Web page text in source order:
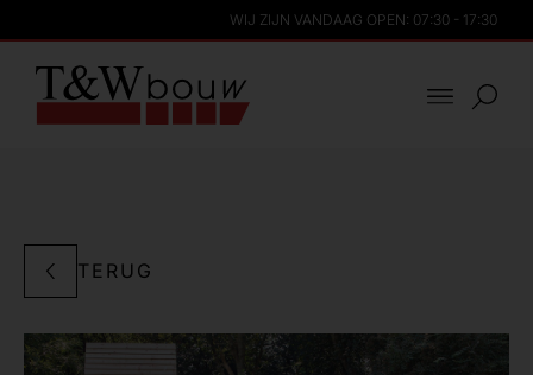
WIJ ZIJN VANDAAG OPEN: 07:30 - 17:30
TERUG